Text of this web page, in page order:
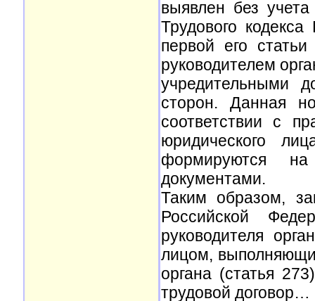
выявлен без
Трудового
первой его
руководителем
учредительными
сторон. Данная
соответствии с
юридического
формируются на
документами.
Таким образом,
Российской
руководителя
лицом,
органа (статья
трудовой договор…